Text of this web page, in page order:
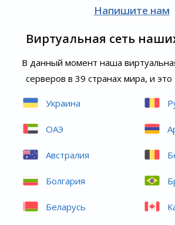
Напишите нам
Виртуальная сеть
В данный момент наша
серверов в 39 странах мира, и это
Украина
ОАЭ
Австралия
Болгария
Беларусь